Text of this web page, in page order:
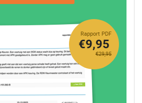
Rapport PDF
€29,95
€9,95